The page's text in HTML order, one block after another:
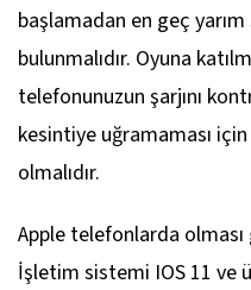
başlamadan en geç
bulunmalıdır. Oyuna
telefonunuzun şarjını
kesintiye uğramaması
olmalıdır.
Apple telefonlarda
İşletim sistemi IOS 11 ve